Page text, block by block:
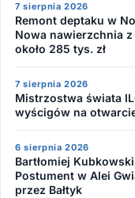
7 sierpnia 2026
Remont deptaku w
Nowa nawierzchnia
około 285 tys. zł
7 sierpnia 2026
Mistrzostwa świata
wyścigów na
6 sierpnia 2026
Bartłomiej
Postument w Alei
przez Bałtyk